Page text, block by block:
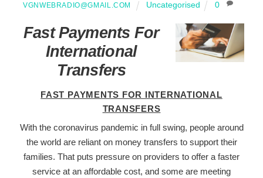
VGNWEBRADIO@GMAIL.COM Uncategorised 0
Fast Payments For
International
Transfers
FAST PAYMENTS FOR INTERNATIONAL
TRANSFERS
With the coronavirus pandemic in full swing, people around
the world are reliant on money transfers to support their
families. That puts pressure on providers to offer a faster
service at an affordable cost, and some are meeting